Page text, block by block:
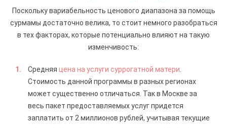
Поскольку вариабельность ценового диапазона за помощь
сурмамы достаточно велика, то стоит немного разобраться
в тех факторах, которые потенциально влияют на такую
изменчивость:
Средняя цена на услуги суррогатной матери
Стоимость данной программы в разных регионах
может существенно отличаться. Так в Москве за
весь пакет предоставляемых услуг придется
заплатить от 2 миллионов рублей, учитывая текущие